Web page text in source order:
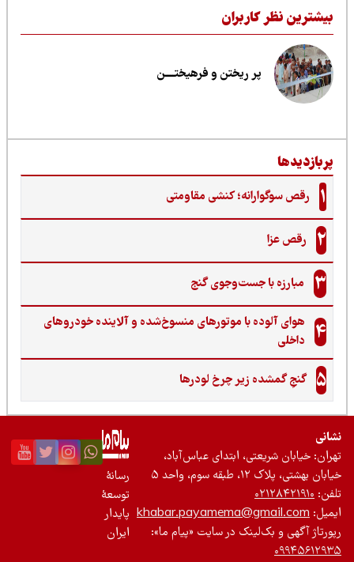
نظر کاربران
پر ریختن و فرهیختــــن
رقص سوگوارانه؛ کنشی مقاومتی
رقص عزا
مبارزه با جست‌وجوی گنج‌
هوای آلوده با موتورهای منسوخ‌شده و آلاینده خودروهای
داخلی
گنجِ گمشده زیر چرخ لودرها
خیابان شریعتی، ابتدای عباس‌آباد،
بهشتی، پلاک ۱۲، طبقه سوم، واحد ۵
۰۲۱۲۸۴۲۱۹۱۰
khabar.payamema@gmail.com
آگهی و بک‌لینک در سایت «پیام ما»:
رسانۀ
توسعۀ
پایدار
ایران